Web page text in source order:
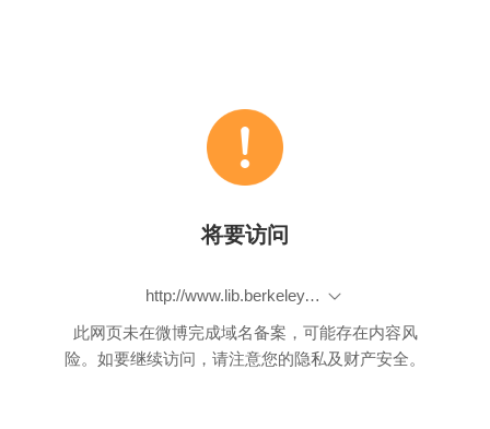
将要访问
http://www.lib.berkeley.edu/EAL/stone/index.html
此网页未在微博完成域名备案，可能存在内容风
险。如要继续访问，请注意您的隐私及财产安全。